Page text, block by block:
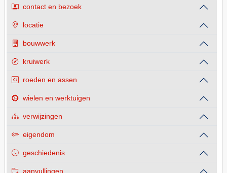
contact en bezoek
locatie
bouwwerk
kruiwerk
roeden en assen
wielen en werktuigen
verwijzingen
eigendom
geschiedenis
aanvullingen